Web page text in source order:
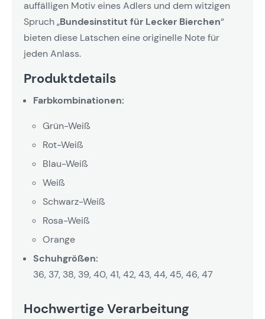
auffälligen Motiv eines Adlers und dem witzigen
Spruch „Bundesinstitut für Lecker Bierchen“
bieten diese Latschen eine originelle Note für
jeden Anlass.
Produktdetails
Farbkombinationen:
Grün-Weiß
Rot-Weiß
Blau-Weiß
Weiß
Schwarz-Weiß
Rosa-Weiß
Orange
Schuhgrößen:
36, 37, 38, 39, 40, 41, 42, 43, 44, 45, 46, 47
Hochwertige Verarbeitung